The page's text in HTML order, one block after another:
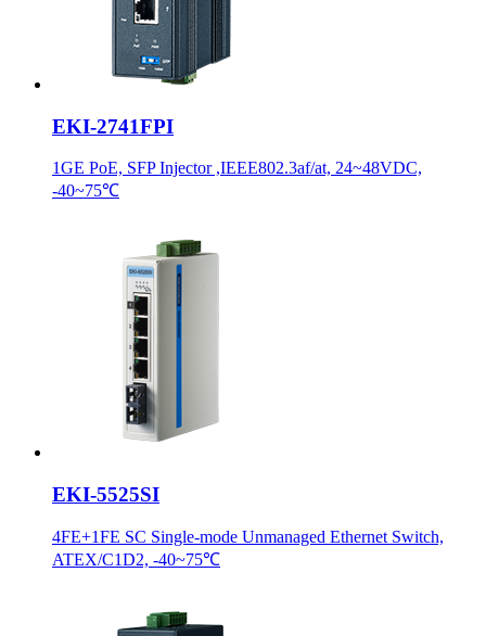
EKI-2741FPI
1GE PoE, SFP Injector ,IEEE802.3af/at, 24~48VDC,
-40~75℃
EKI-5525SI
4FE+1FE SC Single-mode Unmanaged Ethernet Switch,
ATEX/C1D2, -40~75℃